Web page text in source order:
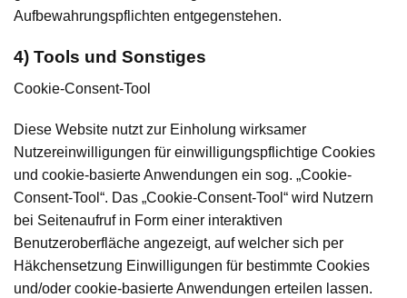
Aufbewahrungspflichten entgegenstehen.
4) Tools und Sonstiges
Cookie-Consent-Tool
Diese Website nutzt zur Einholung wirksamer
Nutzereinwilligungen für einwilligungspflichtige Cookies
und cookie-basierte Anwendungen ein sog. „Cookie-
Consent-Tool“. Das „Cookie-Consent-Tool“ wird Nutzern
bei Seitenaufruf in Form einer interaktiven
Benutzeroberfläche angezeigt, auf welcher sich per
Häkchensetzung Einwilligungen für bestimmte Cookies
und/oder cookie-basierte Anwendungen erteilen lassen.